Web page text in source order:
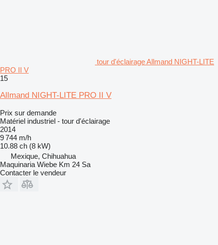
tour d'éclairage Allmand NIGHT-LITE
PRO II V
15
Allmand NIGHT-LITE PRO II V
Prix sur demande
Matériel industriel - tour d'éclairage
2014
9 744 m/h
10.88 ch (8 kW)
Mexique, Chihuahua
Maquinaria Wiebe Km 24 Sa
Contacter le vendeur